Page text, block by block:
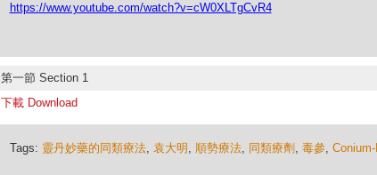
https://www.youtube.com/watch?v=cW0XLTgCvR4
第一節 Section 1
下載 Download
Tags: 靈丹妙藥的同類療法, 袁大明 , 順勢療法, 同類療劑 , 毒參,